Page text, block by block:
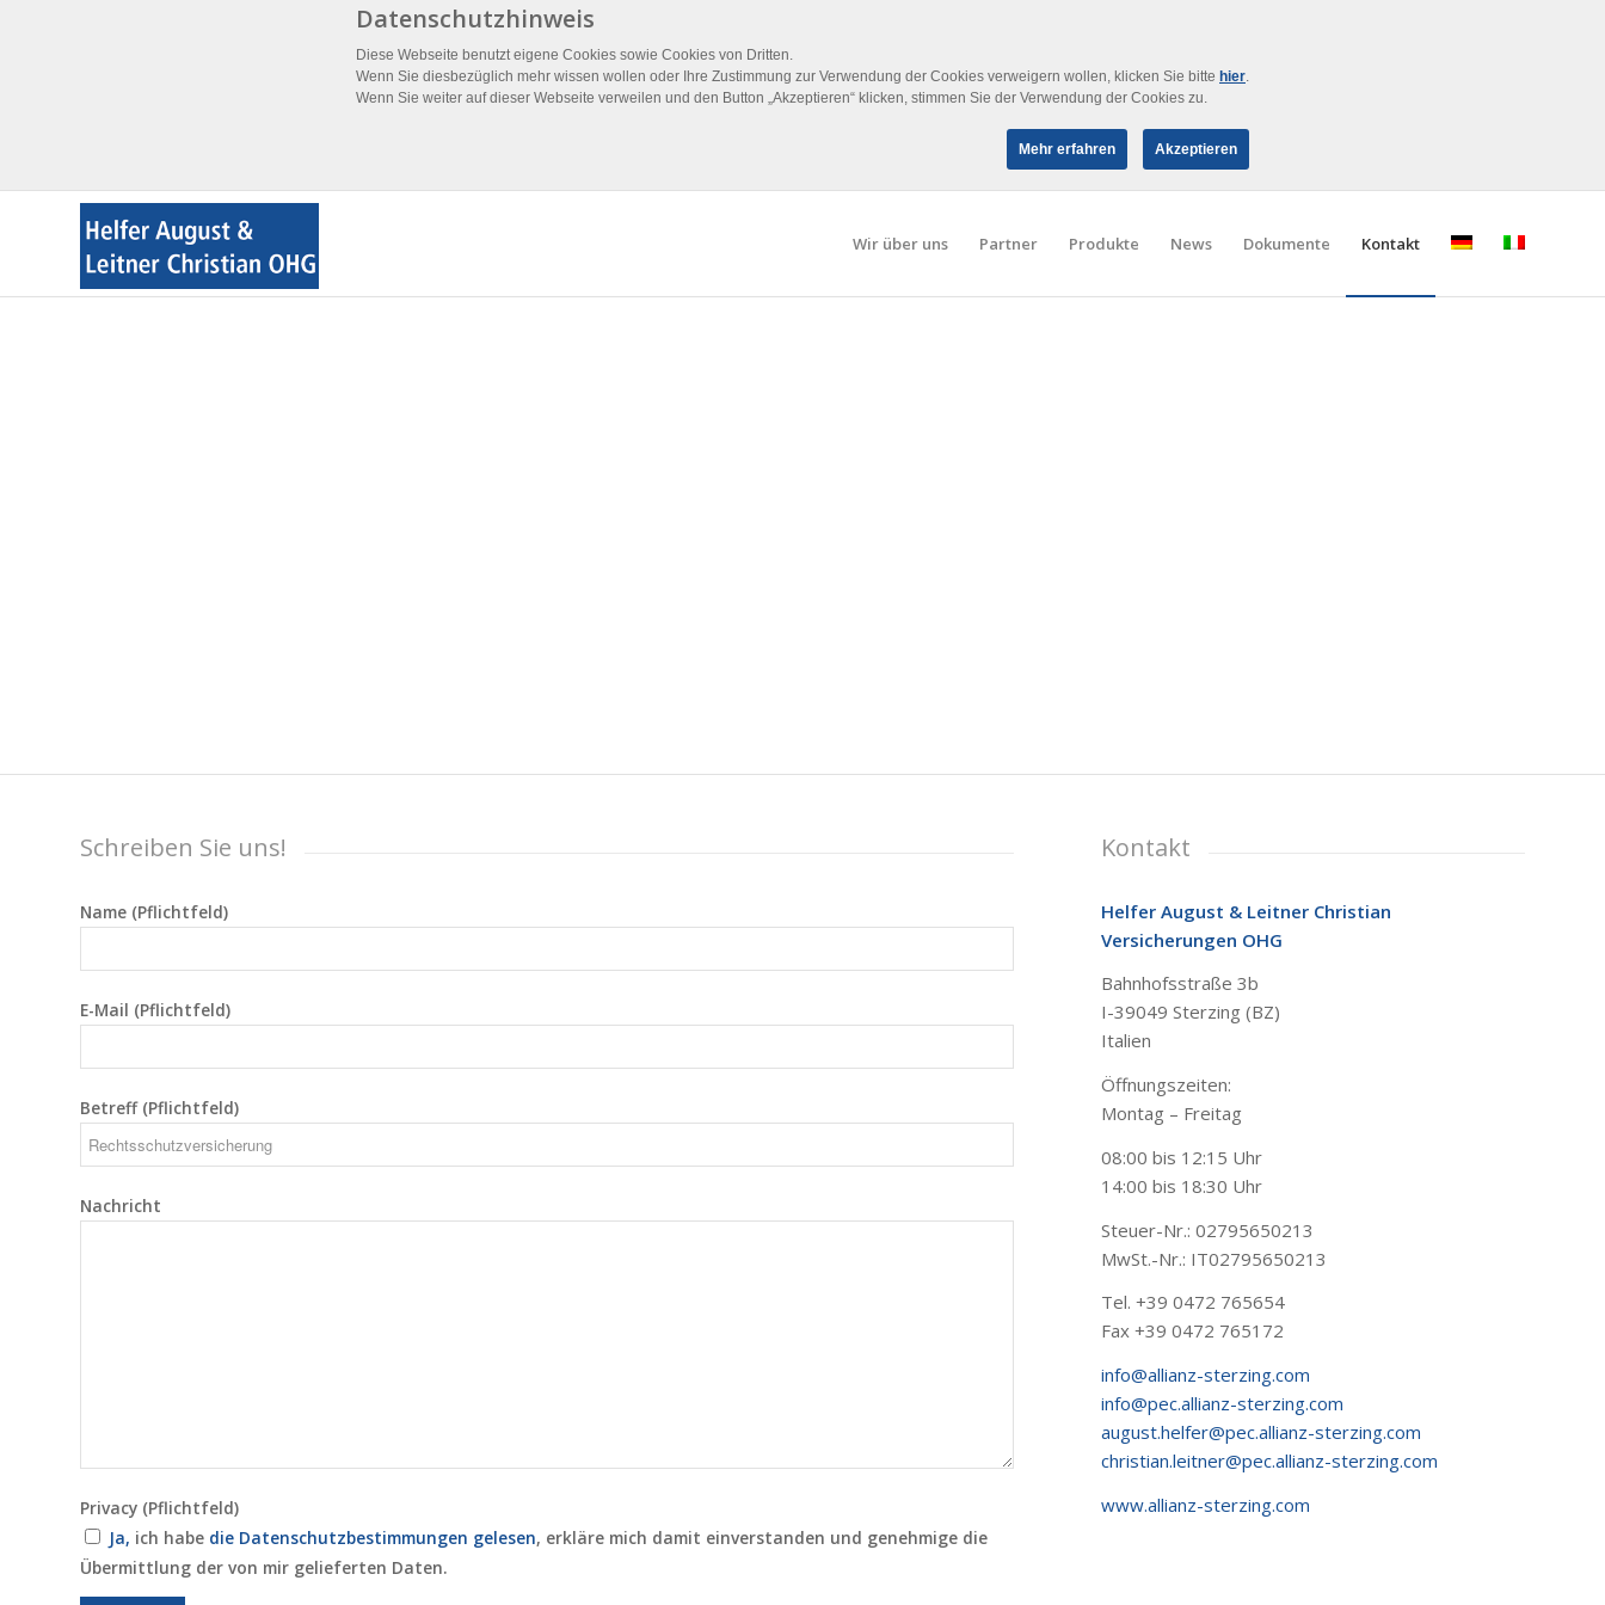
Datenschutzhinweis
Diese Webseite benutzt eigene Cookies sowie Cookies von Dritten.
Wenn Sie diesbezüglich mehr wissen wollen oder Ihre Zustimmung zur Verwendung der Cookies verweigern wollen, klicken Sie bitte hier.
Wenn Sie weiter auf dieser Webseite verweilen und den Button „Akzeptieren“ klicken, stimmen Sie der Verwendung der Cookies zu.
Mehr erfahren Akzeptieren
Wir über uns Partner Produkte News Dokumente Kontakt
Schreiben Sie uns!
Name (Pflichtfeld)
E-Mail (Pflichtfeld)
Betreff (Pflichtfeld)
Nachricht
Privacy (Pflichtfeld)
Ja, ich habe die Datenschutzbestimmungen gelesen, erkläre mich damit einverstanden und genehmige die
Übermittlung der von mir gelieferten Daten.
Kontakt
Helfer August & Leitner Christian
Versicherungen OHG
Bahnhofsstraße 3b
I-39049 Sterzing (BZ)
Italien
Öffnungszeiten:
Montag – Freitag
08:00 bis 12:15 Uhr
14:00 bis 18:30 Uhr
Steuer-Nr.: 02795650213
MwSt.-Nr.: IT02795650213
Tel. +39 0472 765654
Fax +39 0472 765172
info@allianz-sterzing.com
info@pec.allianz-sterzing.com
august.helfer@pec.allianz-sterzing.com
christian.leitner@pec.allianz-sterzing.com
www.allianz-sterzing.com